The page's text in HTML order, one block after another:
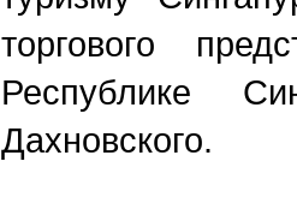
торгового
Республике
Дахновского.